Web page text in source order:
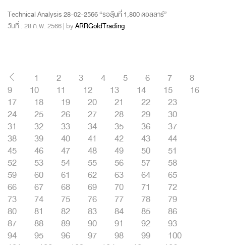
Technical Analysis 28-02-2566 “รอลุ้นที่ 1,800 ดอลลาร์”
วันที่ : 28 ก.พ. 2566 | byARRGoldTrading
1 2 3 4 5 6 7
8
9
10 11 12 13 14 15
16
17
18 19 20 21 22
23
24
25 26 27 28 29
30
31
32 33 34 35 36
37
38
39 40 41 42 43
44
45
46 47 48 49 50
51
52
53 54 55 56 57
58
59
60 61 62 63 64
65
66
67 68 69 70 71
72
73
74 75 76 77 78
79
80
81 82 83 84 85
86
87
88 89 90 91 92
93
94
95 96 97 98 99
100